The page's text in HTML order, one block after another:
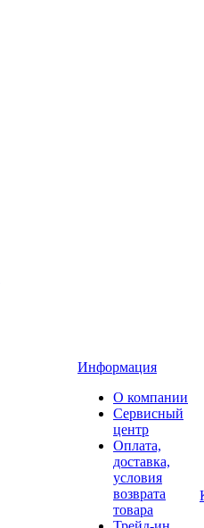
Информация
О компании
Сервисный
центр
Оплата,
доставка,
условия
возврата
товара